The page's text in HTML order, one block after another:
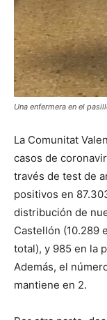
Una enfermera en el
La Comunitat
casos de
través de test de
positivos en
distribución de
Castellón (10.289
total), y 985 en la
Además, el
mantiene en 2.